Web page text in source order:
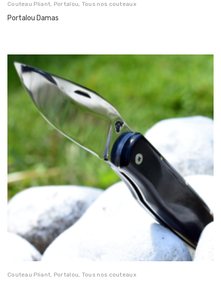
Couteau Pliant, Portalou, Tous nos couteaux
Portalou Damas
Couteau Pliant, Portalou, Tous nos couteaux